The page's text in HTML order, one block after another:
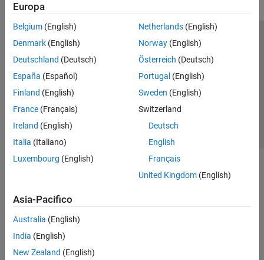
Europa
Belgium (English)
Denmark (English)
Deutschland (Deutsch)
España (Español)
Finland (English)
France (Français)
Ireland (English)
Italia (Italiano)
Luxembourg (English)
Netherlands(English)
Norway(English)
Österreich (Deutsch)
Portugal (English)
Sweden (English)
Switzerland
Deutsch
English
Français
United Kingdom(English)
Asia-Pacifico
Australia (English)
India (English)
New Zealand (English)
Centro di fiducia
Informativa sulla privacy
Antipirateria
Stato dell'applicazione
Contatti
© 1994-2026 The MathWorks, Inc.